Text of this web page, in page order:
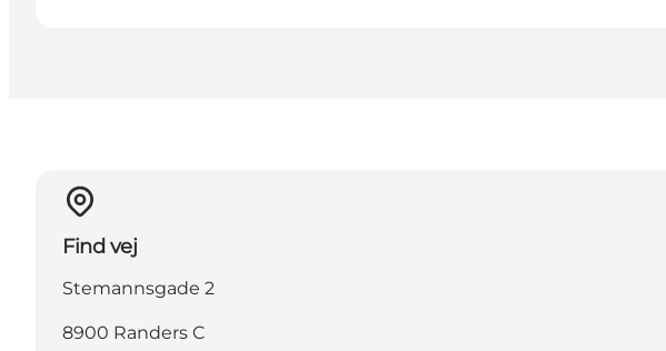
Find vej
Stemannsgade 2
8900 Randers C